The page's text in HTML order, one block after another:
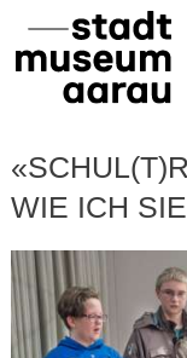
WIE ICH